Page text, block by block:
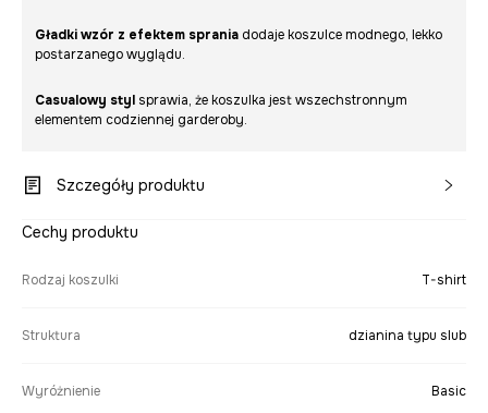
Gładki wzór z efektem sprania dodaje koszulce modnego, lekko
postarzanego wyglądu.
Casualowy styl sprawia, że koszulka jest wszechstronnym
elementem codziennej garderoby.
Szczegóły produktu
Cechy produktu
Rodzaj koszulki T-shirt
Struktura dzianina typu slub
Wyróżnienie Basic